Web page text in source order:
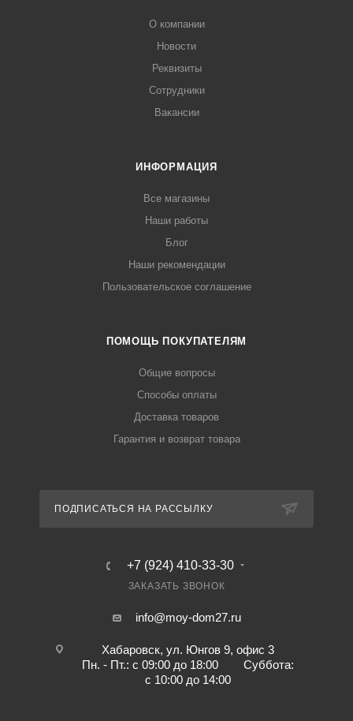
О компании
Новости
Реквизиты
Сотрудники
Вакансии
ИНФОРМАЦИЯ
Все магазины
Наши работы
Блог
Наши рекомендации
Пользовательское соглашение
ПОМОЩЬ ПОКУПАТЕЛЯМ
Общие вопросы
Способы оплаты
Доставка товаров
Гарантия и возврат товара
ПОДПИСАТЬСЯ НА РАССЫЛКУ
+7 (924) 410-33-30
ЗАКАЗАТЬ ЗВОНОК
info@moy-dom27.ru
Хабаровск, ул. Юнгов 9, офис 3
Пн. - Пт.: с 09:00 до 18:00 Суббота:
с 10:00 до 14:00